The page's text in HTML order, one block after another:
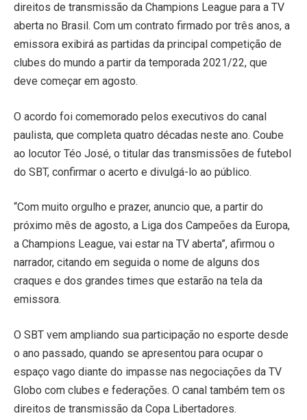
direitos de transmissão da Champions League para a TV
aberta no Brasil. Com um contrato firmado por três anos, a
emissora exibirá as partidas da principal competição de
clubes do mundo a partir da temporada 2021/22, que
deve começar em agosto.
O acordo foi comemorado pelos executivos do canal
paulista, que completa quatro décadas neste ano. Coube
ao locutor Téo José, o titular das transmissões de futebol
do SBT, confirmar o acerto e divulgá-lo ao público.
“Com muito orgulho e prazer, anuncio que, a partir do
próximo mês de agosto, a Liga dos Campeões da Europa,
a Champions League, vai estar na TV aberta”, afirmou o
narrador, citando em seguida o nome de alguns dos
craques e dos grandes times que estarão na tela da
emissora.
O SBT vem ampliando sua participação no esporte desde
o ano passado, quando se apresentou para ocupar o
espaço vago diante do impasse nas negociações da TV
Globo com clubes e federações. O canal também tem os
direitos de transmissão da Copa Libertadores.